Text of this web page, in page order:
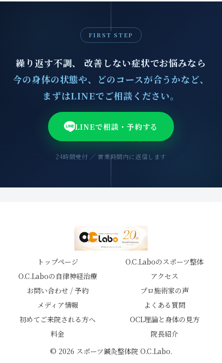
FIRST STEP
繰り返す不調、 改善しない症状でお悩みなら
今の身体の状態や、どのコースが合うかなど、
まずはLINEでご相談ください。
LINEで相談・予約する
24時間受付 ／ 営業時間内に返信します
トップページ
O.C.Laboのスポーツ整体
O.C.Laboの自律神経治療
アクセス
お問い合わせ / 予約
プロ施術家の声
メディア情報
よくある質問
初めてご来院される方へ
OCL理論と身体の見方
料金
院長紹介
© 2026 スポーツ鍼灸整体院 O.C.Labo.